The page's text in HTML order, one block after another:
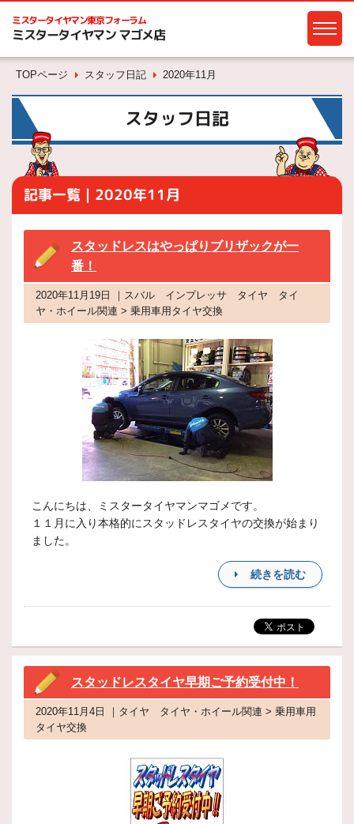
ミスタータイヤマン東京フォーラム
ミスタータイヤマン マゴメ店
TOPページ スタッフ日記 2020年11月
スタッフ日記
記事一覧｜2020年11月
スタッドレスはやっぱりブリザックが一
番！
2020年11月19日 ｜スバル インプレッサ タイヤ タイ
ヤ・ホイール関連 > 乗用車用タイヤ交換
こんにちは、ミスタータイヤマンマゴメです。
１１月に入り本格的にスタッドレスタイヤの交換が始まり
ました。
続きを読む
スタッドレスタイヤ早期ご予約受付中！
2020年11月4日 ｜タイヤ タイヤ・ホイール関連 > 乗用車用
タイヤ交換